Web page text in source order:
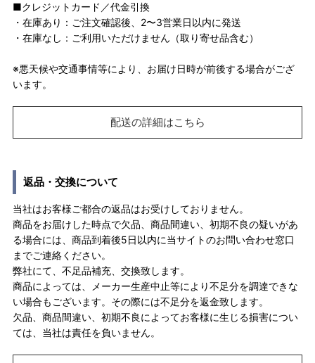
■クレジットカード／代金引換
・在庫あり：ご注文確認後、2〜3営業日以内に発送
・在庫なし：ご利用いただけません（取り寄せ品含む）
※悪天候や交通事情等により、お届け日時が前後する場合がござ
います。
配送の詳細はこちら
返品・交換について
当社はお客様ご都合の返品はお受けしておりません。
商品をお届けした時点で欠品、商品間違い、初期不良の疑いがあ
る場合には、商品到着後5日以内に当サイトのお問い合わせ窓口
までご連絡ください。
弊社にて、不足品補充、交換致します。
商品によっては、メーカー生産中止等により不足分を調達できな
い場合もございます。その際には不足分を返金致します。
欠品、商品間違い、初期不良によってお客様に生じる損害につい
ては、当社は責任を負いません。